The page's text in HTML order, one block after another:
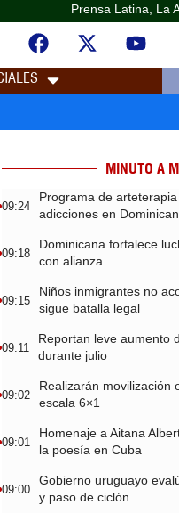
Prensa Latina, La
MINUTO A
09:24
Programa de
adicciones en
09:18
Dominicana fortalece
con alianza
09:15
Niños inmigrantes no
sigue batalla legal
09:11
Reportan leve aumento
durante julio
09:02
Realizarán movilización
escala 6×1
09:01
Homenaje a Aitana
la poesía en Cuba
09:00
Gobierno uruguayo
y paso de ciclón